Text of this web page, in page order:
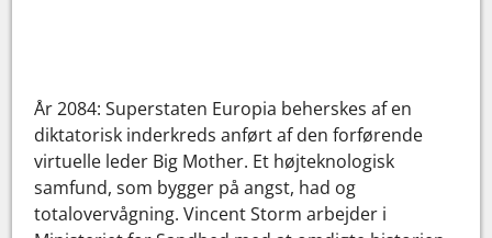
År 2084: Superstaten Europia beherskes af en
diktatorisk inderkreds anført af den forførende
virtuelle leder Big Mother. Et højteknologisk
samfund, som bygger på angst, had og
totalovervågning. Vincent Storm arbejder i